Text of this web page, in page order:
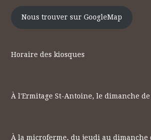
Nous trouver sur GoogleMap
Horaire des kiosques
À l'Ermitage St-Antoine, le dimanche de
À la microferme, du jeudi au dimanche